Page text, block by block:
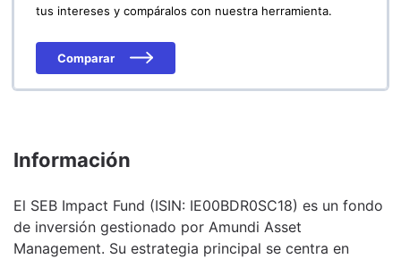
tus intereses y compáralos con nuestra herramienta.
Comparar
Información
El SEB Impact Fund (ISIN: IE00BDR0SC18) es un fondo
de inversión gestionado por Amundi Asset
Management. Su estrategia principal se centra en